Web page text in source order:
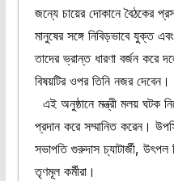
জন্যে চায়ের দোকানে বৈঠকের
মানুষের সঙ্গে নিবিড়ভাবে যুক্ত
তাদের ভ্রান্ত ধারণা বর্জন করে
বিষয়টির ওপর তিনি নজর দেবেন।
এই অনুষ্ঠানে মন্ত্রী মলয় ঘটক
প্রদান করে সম্মানিত করেন।
সভাপতি গুরুদাস চ্যাটার্জী,
তৃণমূল কর্মীরা।